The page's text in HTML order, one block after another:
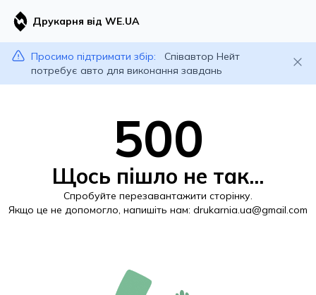
Друкарня від WE.UA
Просимо підтримати збір:
Співавтор Нейт
потребує авто для виконання завдань
500
Щось пішло не так...
Спробуйте перезавантажити сторінку.
Якщо це не допомогло, напишіть нам: drukarnia.ua@gmail.com